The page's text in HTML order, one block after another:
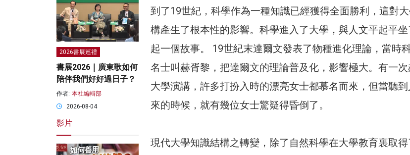
到了19世紀，科學作為一種知識已經獲得全面勝利，這對
構產生了根本性的影響。科學進入了大學，與人文平起平
起一個故事。 19世紀末達爾文發表了物種進化理論，當時
名士叫赫胥黎，把達爾文的理論普及化，影響極大。有一
大學演講，許多打扮入時的漂亮女士都慕名而來，但當聽
來的時候，就有幾位女士驚疑得昏倒了。
現代大學知識結構之轉變，除了自然科學在大學教育裏取
2026書展巡禮
書展2026｜廣東歌如何
陪伴我們好好過日子？
作者: 本社編輯部
2026-08-04
影片